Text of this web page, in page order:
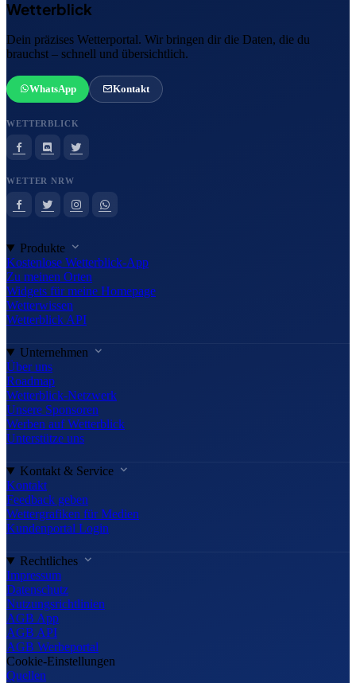
Wetterblick
Dein präzises Wetterportal. Wir bringen dir die Daten, die du
brauchst – schnell und übersichtlich.
WhatsApp Kontakt
WETTERBLICK
WETTER NRW
Produkte
Kostenlose Wetterblick-App
Zu meinen Orten
Widgets für meine Homepage
Wetterwissen
Wetterblick API
Unternehmen
Über uns
Roadmap
Wetterblick-Netzwerk
Unsere Sponsoren
Werben auf Wetterblick
Unterstütze uns
Kontakt & Service
Kontakt
Feedback geben
Wettergrafiken für Medien
Kundenportal Login
Rechtliches
Impressum
Datenschutz
Nutzungsrichtlinien
AGB App
AGB API
AGB Werbeportal
Cookie-Einstellungen
Quellen